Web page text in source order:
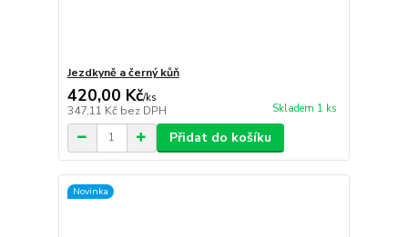
Jezdkyně a černý kůň
420,00 Kč/ks
347,11 Kč bez DPH Skladem 1 ks
Přidat do košíku
Novinka